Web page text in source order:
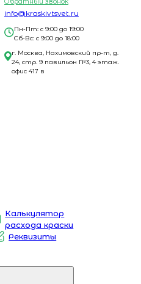
info@kraskivtsvet.ru
Пн-Пт: с 9:00 до 19:00
Сб-Вс: с 9:00 до 18:00
г. Москва, Нахимовский пр-т, д.
24, стр. 9 павильон №3, 4 этаж.
офис 417 в
Калькулятор
расхода краски
Реквизиты